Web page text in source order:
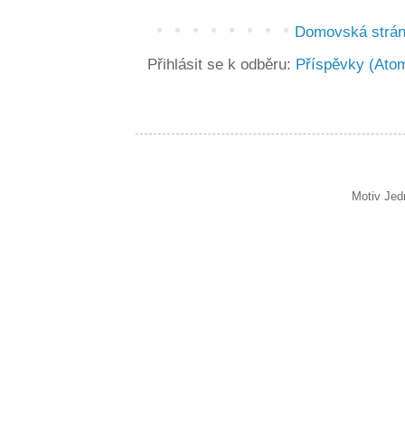
Domovská
Přihlásit se k odběru: Příspěvky
Motiv